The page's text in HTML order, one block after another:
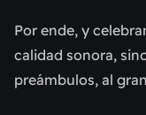
Por ende, y
calidad sonora,
preámbulos, al